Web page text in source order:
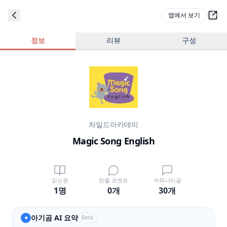
앱에서 보기
정보 리뷰 구성
차일드아카데미
Magic Song English
읽는중
1명
한줄 코멘트
0개
커뮤니티글
30개
✦ 아기곰 AI 요약 Beta